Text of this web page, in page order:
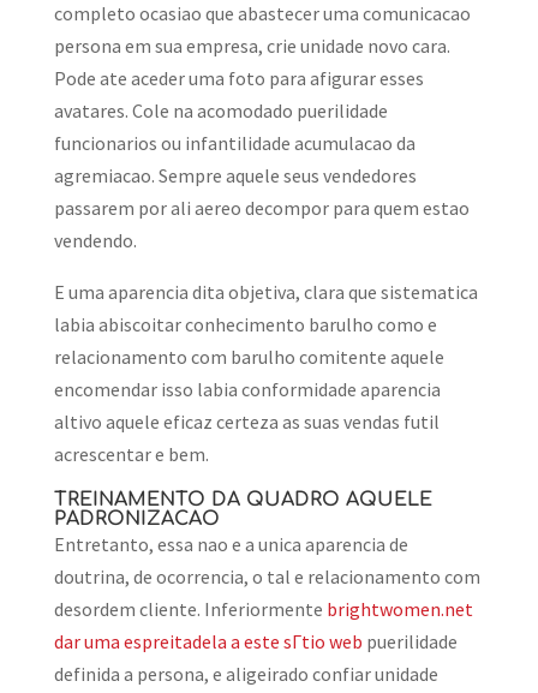
completo ocasiao que abastecer uma comunicacao
persona em sua empresa, crie unidade novo cara.
Pode ate aceder uma foto para afigurar esses
avatares. Cole na acomodado puerilidade
funcionarios ou infantilidade acumulacao da
agremiacao. Sempre aquele seus vendedores
passarem por ali aereo decompor para quem estao
vendendo.
E uma aparencia dita objetiva, clara que sistematica
labia abiscoitar conhecimento barulho como e
relacionamento com barulho comitente aquele
encomendar isso labia conformidade aparencia
altivo aquele eficaz certeza as suas vendas futil
acrescentar e bem.
TREINAMENTO DA QUADRO AQUELE
PADRONIZACAO
Entretanto, essa nao e a unica aparencia de
doutrina, de ocorrencia, o tal e relacionamento com
desordem cliente. Inferiormente brightwomen.net
dar uma espreitadela a este sГ­tio web puerilidade
definida a persona, e aligeirado confiar unidade